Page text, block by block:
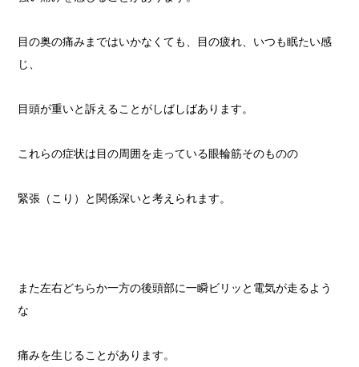
目の奥の痛みまではいかなくても、目の疲れ、いつも眠たい感
じ、
目頭が重いと訴えることがしばしばあります。
これらの症状は目の周囲を走っている眼輪筋そのものの
緊張（こり）と関係深いと考えられます。
また左右どちらか一方の後頭部に一瞬ビリッと電気が走るよう
な
痛みを生じることがあります。